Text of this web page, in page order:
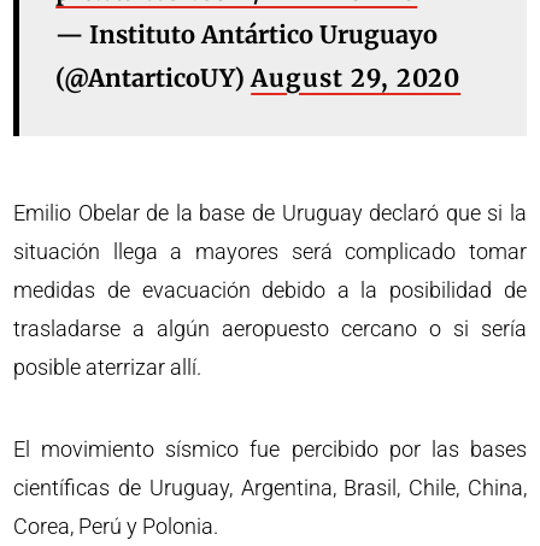
— Instituto Antártico Uruguayo
(@AntarticoUY)August 29, 2020
Emilio Obelar de la base de Uruguay declaró que si la
situación llega a mayores será complicado tomar
medidas de evacuación debido a la posibilidad de
trasladarse a algún aeropuesto cercano o si sería
posible aterrizar allí.
El movimiento sísmico fue percibido por las bases
científicas de Uruguay, Argentina, Brasil, Chile, China,
Corea, Perú y Polonia.